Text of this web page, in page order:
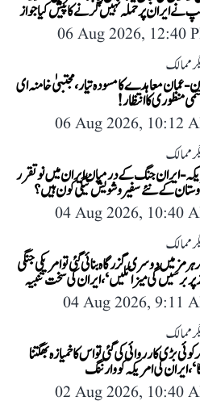
نے ایران پر حملہ نہیں کرنے کا پیش کیا جواز
06 Aug 2026, 12:40
ممالک
عمان معاہدے کا مسودہ تیار، مجتبیٰ خامنہ ای
منظوری کا انتظار!
06 Aug 2026, 10:12
ممالک
ایران جنگ کے درمیان ایران میں نو تقرر
کے نئے سفیر وشویش نیگی کون ہیں؟
04 Aug 2026, 10:40
ممالک
ہرمز میں دوسری گزرگاہ بنائی گئی تو امریکی جنگی
پر برسیں گی میزائلیں‘، ایران کی سخت تنبیہ
04 Aug 2026, 9:11
ممالک
بڑی کارروائی کی گئی تو اس کا خمیازہ بھگتنا
ایران کی امریکہ کو وارننگ
02 Aug 2026, 10:40